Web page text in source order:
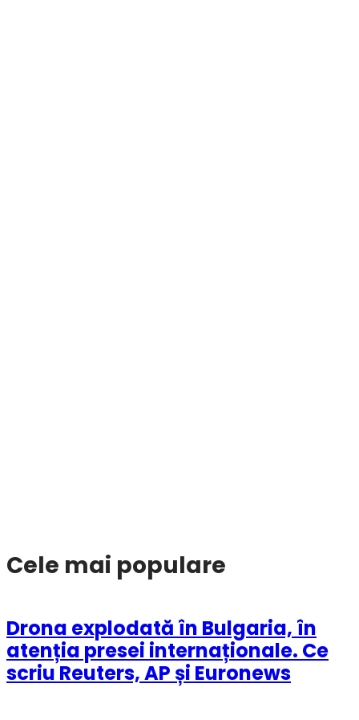
Cele mai populare
Drona explodată în Bulgaria, în
atenția presei internaționale. Ce
scriu Reuters, AP și Euronews